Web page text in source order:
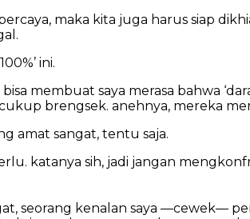
maka kita juga harus siap
ini.
membuat saya merasa bahwa
brengsek. anehnya, mereka
amat sangat, tentu saja.
katanya sih, jadi jangan
seorang kenalan saya —cewek—